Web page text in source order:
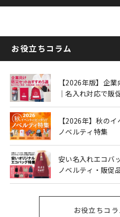
お役立ちコラム
【2026年版】企
｜名入れ対応で販
【2026年】秋の
ノベルティ特集
安い名入れエコバ
ノベルティ・販促
お役立ちコ